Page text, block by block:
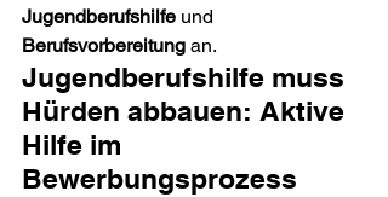
Jugendberufshilfe und
Berufsvorbereitung an.
Jugendberufshilfe muss
Hürden abbauen: Aktive
Hilfe im
Bewerbungsprozess